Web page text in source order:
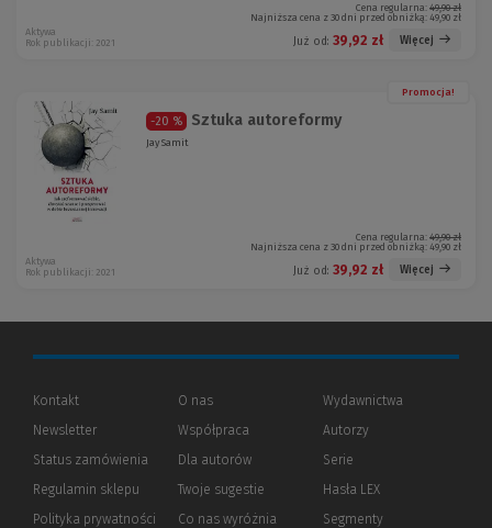
Cena regularna: 49,90 zł
Najniższa cena z 30 dni przed obniżką: 49,90 zł
Już od: 39,92 zł Więcej
Aktywa
Rok publikacji: 2021
Promocja!
-20 % Sztuka autoreformy
Jay Samit
Cena regularna: 49,90 zł
Najniższa cena z 30 dni przed obniżką: 49,90 zł
Już od: 39,92 zł Więcej
Aktywa
Rok publikacji: 2021
Kontakt
Newsletter
Status zamówienia
Regulamin sklepu
Polityka prywatności (Nowe
(Link
O nas
Współpraca
Dla autorów(Nowe
(Link
innej
strony)
Twoje sugestie
Co nas wyróżnia
Wydawnictwa
Autorzy
Serie
Hasła LEX
Segmenty